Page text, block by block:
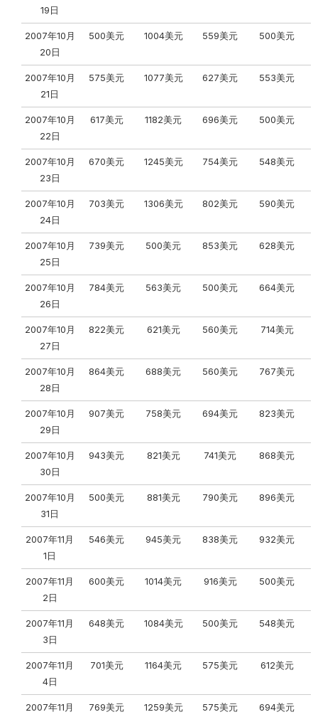
19日
2007年10月
20日
500美元 1004美元 559美元 500美元
2007年10月
21日
575美元 1077美元 627美元 553美元
2007年10月
22日
617美元 1182美元 696美元 500美元
2007年10月
23日
670美元 1245美元 754美元 548美元
2007年10月
24日
703美元 1306美元 802美元 590美元
2007年10月
25日
739美元 500美元 853美元 628美元
2007年10月
26日
784美元 563美元 500美元 664美元
2007年10月
27日
822美元 621美元 560美元 714美元
2007年10月
28日
864美元 688美元 560美元 767美元
2007年10月
29日
907美元 758美元 694美元 823美元
2007年10月
30日
943美元 821美元 741美元 868美元
2007年10月
31日
500美元 881美元 790美元 896美元
2007年11月
1日
546美元 945美元 838美元 932美元
2007年11月
2日
600美元 1014美元 916美元 500美元
2007年11月
3日
648美元 1084美元 500美元 548美元
2007年11月
4日
701美元 1164美元 575美元 612美元
2007年11月
769美元 1259美元 575美元 694美元